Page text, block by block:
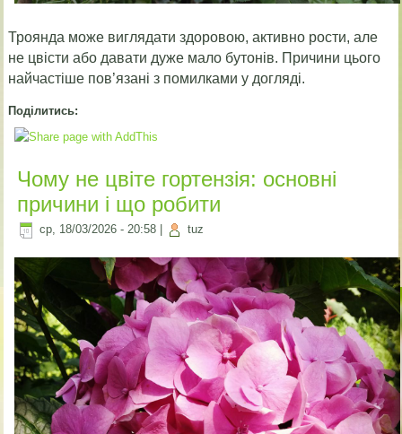
Троянда може виглядати здоровою, активно рости, але
не цвісти або давати дуже мало бутонів. Причини цього
найчастіше пов’язані з помилками у догляді.
Поділитись:
Чому не цвіте гортензія: основні
причини і що робити
ср, 18/03/2026 - 20:58 tuz